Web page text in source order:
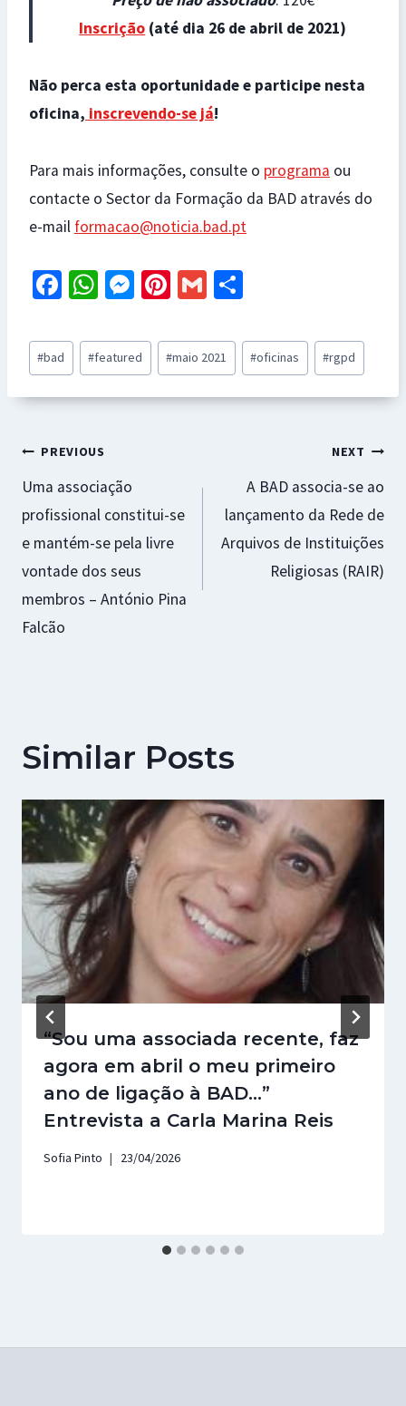
Inscrição (até dia 26 de abril de 2021)
Não perca esta oportunidade e participe nesta
oficina, inscrevendo-se já!
Para mais informações, consulte o programa ou
contacte o Sector da Formação da BAD através do
e-mail formacao@noticia.bad.pt
Fa
b
o
o
W
at
sA
p
M
se
n
ge
Pi
er
es
t
G
ai
l
ar
e
Post
Tags:
#bad #featured #maio 2021 #oficinas #rgpd
Navegação
de
artigos
PREVIOUS
Uma associação
profissional constitui-se
e mantém-se pela livre
vontade dos seus
membros – António Pina
Falcão
NEXT
A BAD associa-se ao
lançamento da Rede de
Arquivos de Instituições
Religiosas (RAIR)
Similar Posts
“Sou uma associada recente, faz
agora em abril o meu primeiro
ano de ligação à BAD…”
Entrevista a Carla Marina Reis
Sofia Pinto 23/04/2026